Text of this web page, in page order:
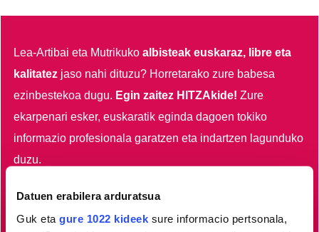
Datuen erabilera arduratsua
Guk eta gure 1022 kideek sure informacio pertsonala,
Lea-Artibai eta Mutrikukoalbisteak euskaraz, libre eta
kalitatez jaso nahi dituzu? Horretarako zure babesa
ezinbestekoa dugu. Egin zaitez HITZAkide!Zure
ekarpenari esker, euskaratik eginda dagoen tokiko
informazio profesionala garatzen eta indartzen lagunduko
duzu.
Egin HITZAkide